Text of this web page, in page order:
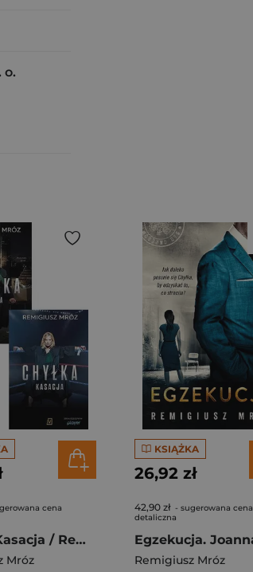
o.
cena
Chyłka Kasacja / Rewizja Pakiet:
Mróz
KSIĄŻKA
26,92 zł
42,90 zł - sugerowana cena
detaliczna
Remigiusz Mróz